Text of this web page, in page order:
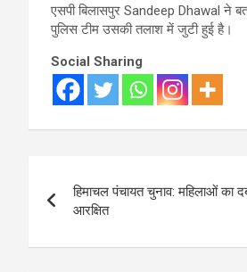
एसपी बिलासपुर Sandeep Dhawal ने
पुलिस टीम उसकी तलाश में जुटी हुई है।
Social Sharing
navigation
हिमाचल पंचायत चुनाव: महिलाओं का
आरक्षित